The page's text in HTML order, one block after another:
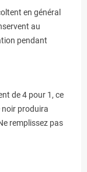
en général
au
pendant
de 4 pour 1, ce
noir produira
remplissez pas